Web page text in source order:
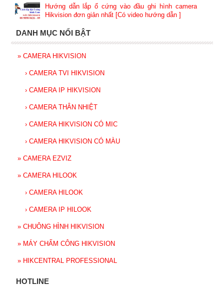
Hướng dẫn lắp ổ cứng vào đầu ghi hình camera
Hikvision đơn giản nhất [Có video hướng dẫn ]
DANH MỤC NỔI BẬT
» CAMERA HIKVISION
› CAMERA TVI HIKVISION
› CAMERA IP HIKVISION
› CAMERA THÂN NHIỆT
› CAMERA HIKVISION CÓ MIC
› CAMERA HIKVISION CÓ MÀU
» CAMERA EZVIZ
» CAMERA HILOOK
› CAMERA HILOOK
› CAMERA IP HILOOK
» CHUÔNG HÌNH HIKVISION
» MÁY CHẤM CÔNG HIKVISION
» HIKCENTRAL PROFESSIONAL
HOTLINE